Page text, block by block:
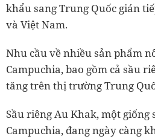
khẩu sang Trung Quốc gián
và Việt Nam.
Nhu cầu về nhiều sản phẩm
Campuchia, bao gồm cả sầu
tăng trên thị trường Trung
Sầu riêng Au Khak, một giống
Campuchia, đang ngày càng